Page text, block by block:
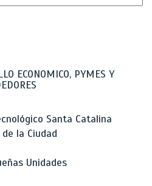
ECONOMICO, PYMES Y
Santa Catalina
la Ciudad
Unidades